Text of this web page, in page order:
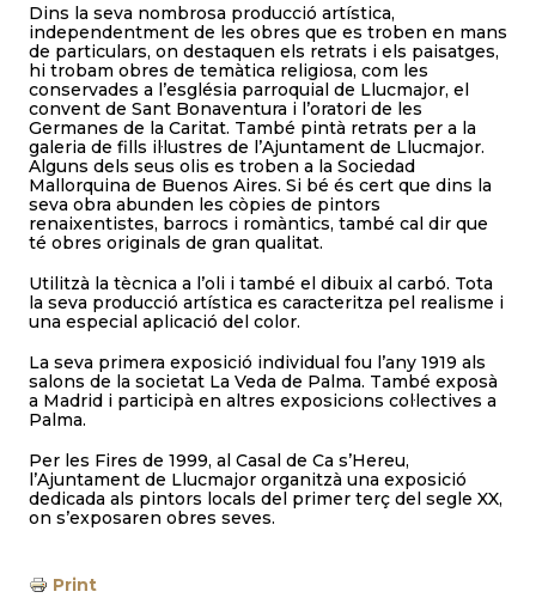
Dins la seva nombrosa producció artística,
independentment de les obres que es troben en mans
de particulars, on destaquen els retrats i els paisatges,
hi trobam obres de temàtica religiosa, com les
conservades a l’església parroquial de Llucmajor, el
convent de Sant Bonaventura i l’oratori de les
Germanes de la Caritat. També pintà retrats per a la
galeria de fills il·lustres de l’Ajuntament de Llucmajor.
Alguns dels seus olis es troben a la Sociedad
Mallorquina de Buenos Aires. Si bé és cert que dins la
seva obra abunden les còpies de pintors
renaixentistes, barrocs i romàntics, també cal dir que
té obres originals de gran qualitat.
Utilitzà la tècnica a l’oli i també el dibuix al carbó. Tota
la seva producció artística es caracteritza pel realisme i
una especial aplicació del color.
La seva primera exposició individual fou l’any 1919 als
salons de la societat La Veda de Palma. També exposà
a Madrid i participà en altres exposicions col·lectives a
Palma.
Per les Fires de 1999, al Casal de Ca s’Hereu,
l’Ajuntament de Llucmajor organitzà una exposició
dedicada als pintors locals del primer terç del segle XX,
on s’exposaren obres seves.
Print